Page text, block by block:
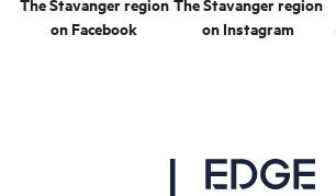
on Facebook
on Instagram